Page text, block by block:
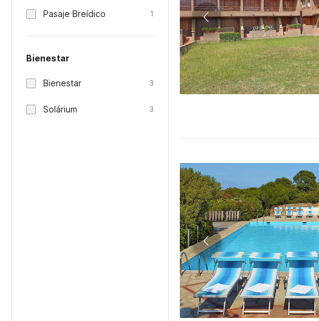
Pasaje Breídico 1
Bienestar
Bienestar 3
Solárium 3